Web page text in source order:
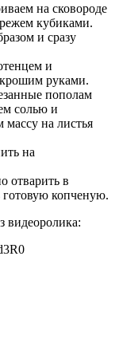
на сковороде
кубиками.
и сразу
и
руками.
пополам
солью и
на листья
на
отварить в
готовую копченую.
видеоролика: